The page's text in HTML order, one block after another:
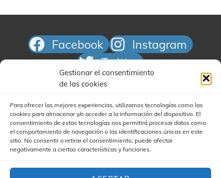
Gestionar el consentimiento
de las cookies
Para ofrecer las mejores experiencias, utilizamos tecnologías como las
cookies para almacenar y/o acceder a la información del dispositivo. El
consentimiento de estas tecnologías nos permitirá procesar datos como
el comportamiento de navegación o las identificaciones únicas en este
sitio. No consentir o retirar el consentimiento, puede afectar
negativamente a ciertas características y funciones.
Facebook
Instagram
Twitter
Correo electrónico
Buscar